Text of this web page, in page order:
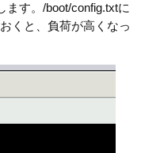
ます。/boot/config.txtに
くと、負荷が高くなっ